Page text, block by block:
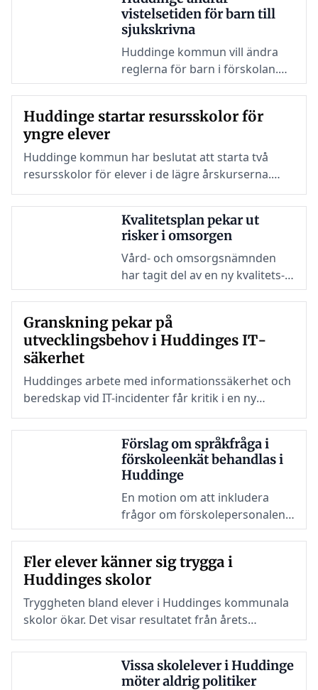
vistelsetiden för barn till
sjukskrivna
Huddinge kommun vill ändra
reglerna för barn i förskolan.
Ett nytt förslag innebär att barn
vistelsetid även vid längre
Huddinge startar resursskolor för
yngre elever
Huddinge kommun har beslutat att starta två
resursskolor för elever i de lägre årskurserna.
Satsningen riktar sig till barn från förskoleklass till
årskurs 3 med behov av särskilt stöd.
Kvalitetsplan pekar ut
risker i omsorgen
Vård- och omsorgsnämnden
har tagit del av en ny kvalitets-
och patientsäkerhetsplan för
personer med
funktionsnedsättning.
Granskning pekar på
utvecklingsbehov i Huddinges IT-
säkerhet
Huddinges arbete med informationssäkerhet och
beredskap vid IT-incidenter får kritik i en ny
revisionsgranskning.
Förslag om språkfråga i
förskoleenkät behandlas i
Huddinge
En motion om att inkludera
frågor om förskolepersonalens
svenskkunskaper i Huddinges
nu uppe för politisk behandling
i kommunen.
Fler elever känner sig trygga i
Huddinges skolor
Tryggheten bland elever i Huddinges kommunala
skolor ökar. Det visar resultatet från årets
elevenkät, där tryggheten har förbättrats i
samtliga årskurser – från förskoleklass till årskurs
Vissa skolelever i Huddinge
möter aldrig politiker